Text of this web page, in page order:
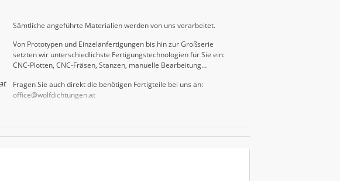
Sämtliche angeführte Materialien werden von uns verarbeitet.
Von Prototypen und Einzelanfertigungen bis hin zur Großserie
setzten wir unterschiedlichste Fertigungstechnologien für Sie ein:
CNC-Plotten, CNC-Fräsen, Stanzen, manuelle Bearbeitung…
Fragen Sie auch direkt die benötigen Fertigteile bei uns an:
office@wolfdichtungen.at